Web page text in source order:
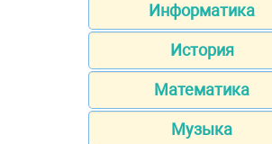
Информатика
История
Математика
Музыка